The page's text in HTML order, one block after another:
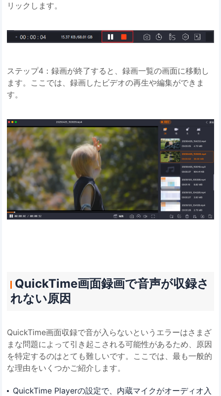
リックします。
ステップ4：録画が終了すると、録画一覧の画面に移動し
ます。ここでは、録画したビデオの再生や編集ができま
す。
QuickTime画面録画で音声が収録さ
れない原因
QuickTime画面収録で音が入らないというエラーはさまざ
まな問題によって引き起こされる可能性があるため、原因
を特定するのはとても難しいです。ここでは、最も一般的
な理由をいくつかご紹介します。
QuickTime Playerの設定で、内蔵マイクがオーディオ入